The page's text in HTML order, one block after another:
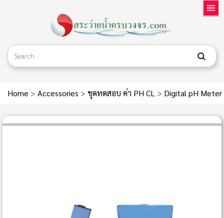
Home > Accessories > ชุดทดสอบ ค่า PH CL > Digital pH Meter